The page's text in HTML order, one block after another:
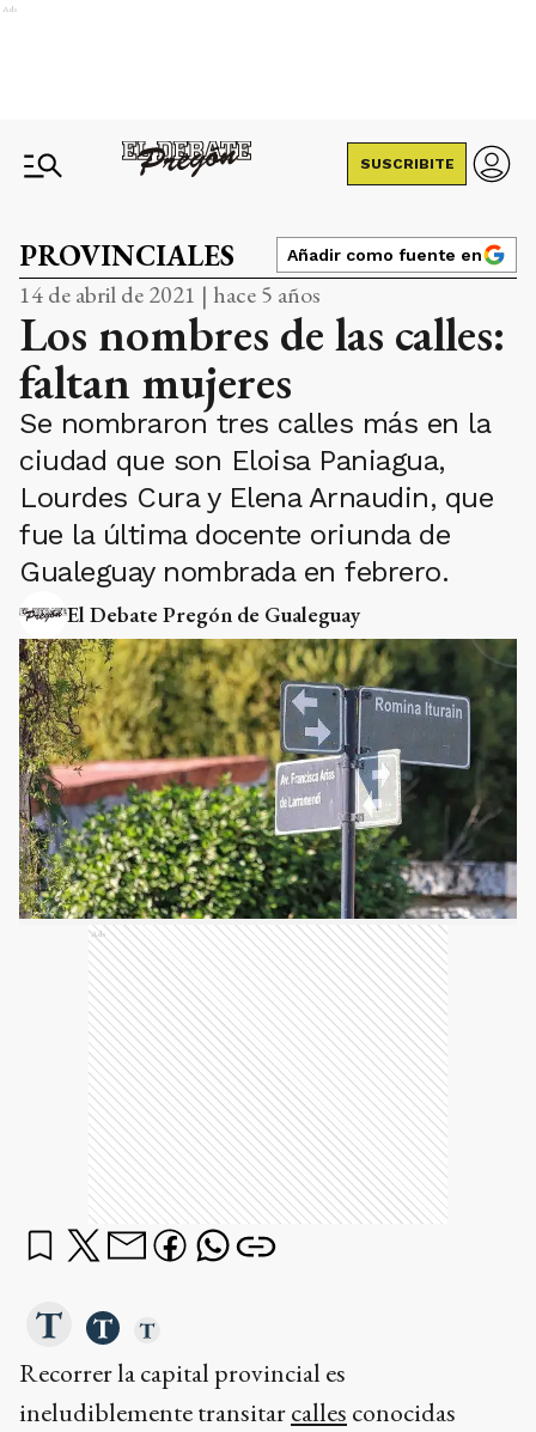
Ads
SUSCRIBITE
PROVINCIALES Añadir como fuente en
14 de abril de 2021 | hace 5 años
Los nombres de las calles:
faltan mujeres
Se nombraron tres calles más en la
ciudad que son Eloisa Paniagua,
Lourdes Cura y Elena Arnaudin, que
fue la última docente oriunda de
Gualeguay nombrada en febrero.
El Debate Pregón de Gualeguay
Ads
Recorrer la capital provincial es
ineludiblemente transitarcalles conocidas